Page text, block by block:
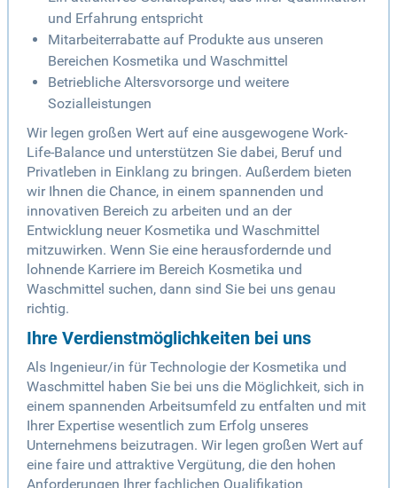
und Erfahrung entspricht
Mitarbeiterrabatte auf Produkte aus unseren
Bereichen Kosmetika und Waschmittel
Betriebliche Altersvorsorge und weitere
Sozialleistungen
Wir legen großen Wert auf eine ausgewogene Work-
Life-Balance und unterstützen Sie dabei, Beruf und
Privatleben in Einklang zu bringen. Außerdem bieten
wir Ihnen die Chance, in einem spannenden und
innovativen Bereich zu arbeiten und an der
Entwicklung neuer Kosmetika und Waschmittel
mitzuwirken. Wenn Sie eine herausfordernde und
lohnende Karriere im Bereich Kosmetika und
Waschmittel suchen, dann sind Sie bei uns genau
richtig.
Ihre Verdienstmöglichkeiten bei uns
Als Ingenieur/in für Technologie der Kosmetika und
Waschmittel haben Sie bei uns die Möglichkeit, sich in
einem spannenden Arbeitsumfeld zu entfalten und mit
Ihrer Expertise wesentlich zum Erfolg unseres
Unternehmens beizutragen. Wir legen großen Wert auf
eine faire und attraktive Vergütung, die den hohen
Anforderungen Ihrer fachlichen Qualifikation